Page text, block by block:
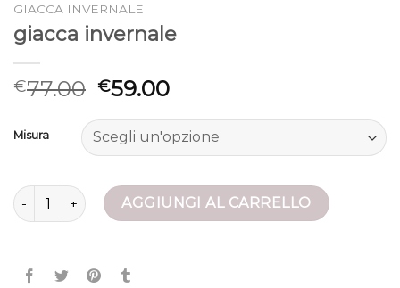
GIACCA INVERNALE
giacca invernale
€77.00 €59.00
Misura
giacca invernale quantitàAGGIUNGI AL CARRELLO